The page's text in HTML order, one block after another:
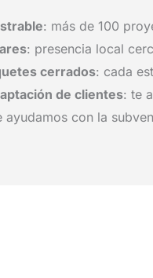
: más de 100
: presencia local
cerrados: cada
de clientes: te
ayudamos con la